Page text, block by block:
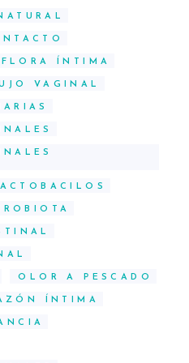
FLORA ÍNTIMA
VAGINAL
OLOR A PESCADO
ÍNTIMA